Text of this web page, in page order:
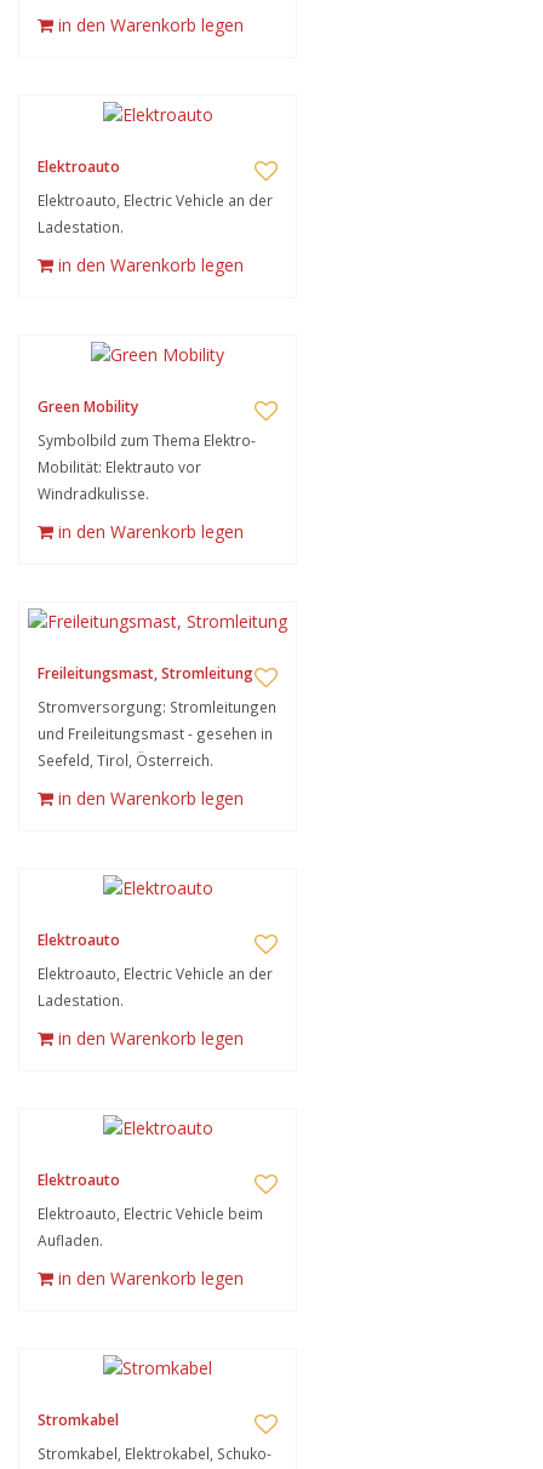
in den Warenkorb legen
Elektroauto
Elektroauto, Electric Vehicle an der
Ladestation.
in den Warenkorb legen
Green Mobility
Symbolbild zum Thema Elektro-
Mobilität: Elektrauto vor
Windradkulisse.
in den Warenkorb legen
Freileitungsmast, Stromleitung
Stromversorgung: Stromleitungen
und Freileitungsmast - gesehen in
Seefeld, Tirol, Österreich.
in den Warenkorb legen
Elektroauto
Elektroauto, Electric Vehicle an der
Ladestation.
in den Warenkorb legen
Elektroauto
Elektroauto, Electric Vehicle beim
Aufladen.
in den Warenkorb legen
Stromkabel
Stromkabel, Elektrokabel, Schuko-